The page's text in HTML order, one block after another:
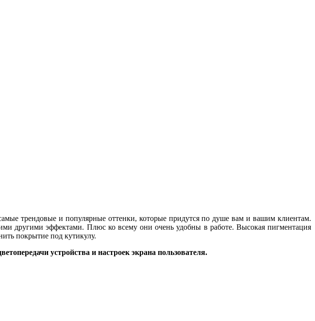
трендовые и популярные оттенки, которые придутся по душе вам и вашим клиентам.
другими эффектами. Плюс ко всему они очень удобны в работе. Высокая пигментация
покрытие под кутикулу.
устройства и настроек экрана пользователя.